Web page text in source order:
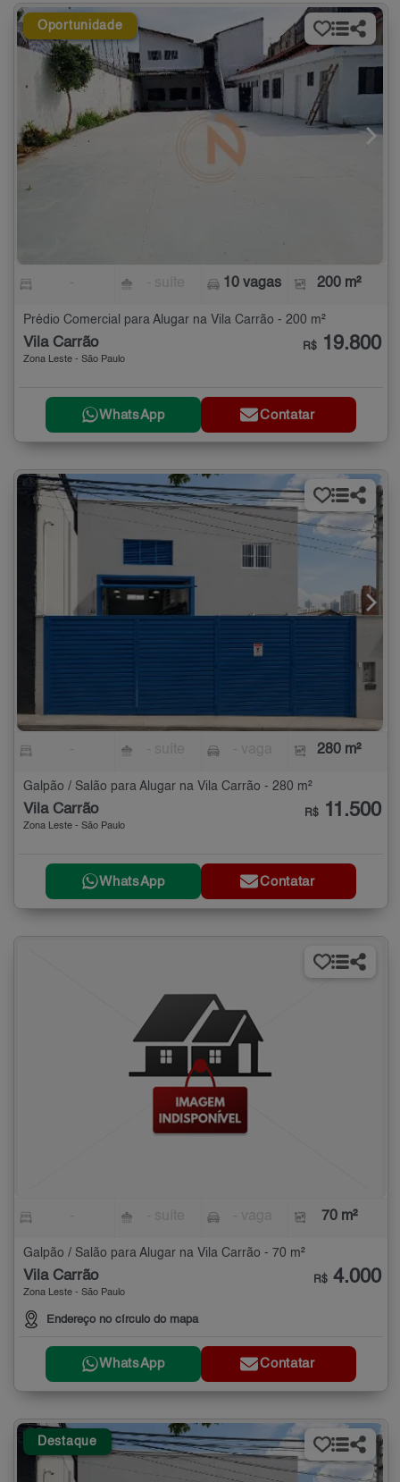
Oportunidade
10 vagas 200 m²
Prédio Comercial para Alugar na Vila Carrão - 200 m²
Vila Carrão
Zona Leste - São Paulo
R$ 19.800
WhatsApp Contatar
280 m²
Galpão / Salão para Alugar na Vila Carrão - 280 m²
Vila Carrão
Zona Leste - São Paulo
R$ 11.500
WhatsApp Contatar
70 m²
Galpão / Salão para Alugar na Vila Carrão - 70 m²
Vila Carrão
Zona Leste - São Paulo
Endereço no círculo do mapa
R$ 4.000
WhatsApp Contatar
Destaque